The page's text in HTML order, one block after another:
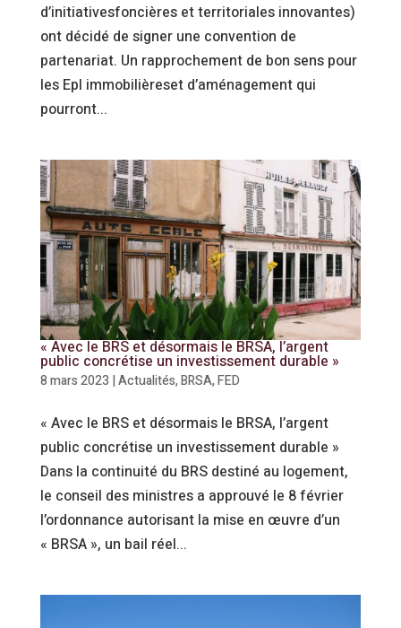
d’initiativesfoncières et territoriales innovantes)
ont décidé de signer une convention de
partenariat. Un rapprochement de bon sens pour
les Epl immobilièreset d’aménagement qui
pourront...
« Avec le BRS et désormais le BRSA, l’argent
public concrétise un investissement durable »
8 mars 2023 |Actualités,BRSA,FED
« Avec le BRS et désormais le BRSA, l’argent
public concrétise un investissement durable »
Dans la continuité du BRS destiné au logement,
le conseil des ministres a approuvé le 8 février
l’ordonnance autorisant la mise en œuvre d’un
« BRSA », un bail réel...